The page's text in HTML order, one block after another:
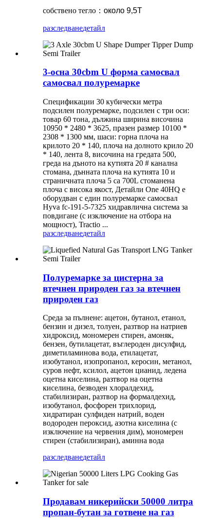
собствено тегло ： около 9,5T
разследванедетайл
3-осна 30cbm U форма самосвал
самосвал полуремарке
Спецификации 30 кубически метра
подсилен полуремарке, подсилен с три оси:
товар 60 тона, дължина ширина височина
10950 * 2480 * 3625, празен размер 10100 *
2308 * 1300 мм, шаси: горна плоча на
крилото 20 * 140, плоча на долното крило 20
* 140, лента 8, височина на гредата 500,
греда на дъното на кутията 20 # канална
стомана, дънната плоча на кутията 10 и
страничната плоча 5 са ​​700L стоманена
плоча с висока якост, Детайли One 40HQ е
оборудван с един полуремарке самосвал
Hyva fc-191-5-7325 хидравлична система за
повдигане (с изключение на отбора на
мощност), Tractio ...
разследванедетайл
Полуремарке за цистерна за
втечнен природен газ за втечнен
природен газ
Среда за пълнене: ацетон, бутанол, етанол,
бензин и дизел, толуен, разтвор на натриев
хидроксид, мономерен стирен, амоняк,
бензен, бутилацетат, въглероден дисулфид,
диметиламинова вода, етилацетат,
изобутанол, изопропанол, керосин, метанол,
суров нефт, ксилол, ацетон цианид, ледена
оцетна киселина, разтвор на оцетна
киселина, безводен хлоралдехид,
стабилизиран, разтвор на формалдехид,
изобутанол, фосфорен трихлорид,
хидратиран сулфиден натрий, воден
водороден пероксид, азотна киселина (с
изключение на червения дим), мономерен
стирен (стабилизиран), аминна вода
разследванедетайл
Продавам никерийски 50000 литра
пропан-бутан за готвене на газ